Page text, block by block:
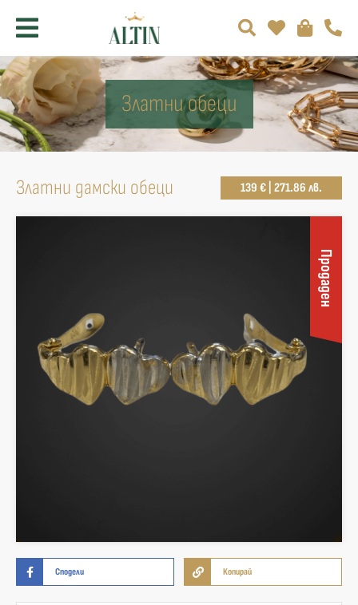
Златни обеци
Златни дамски обеци 139 € | 271.86 лв.
Продаден
Сподели Копирай